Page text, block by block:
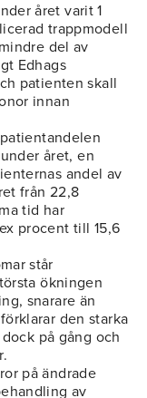
året varit 1
trappmodell
del av
Edhags
patienten skall
innan
året, en
andel av
från 22,8
tid har
procent till 15,6
står
ökningen
snarare än
den starka
på gång och
på ändrade
av